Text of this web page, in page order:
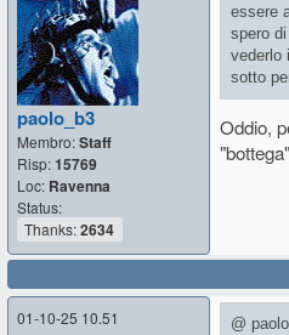
paolo_b3
Membro:Staff
Risp:15769
Loc: Ravenna
Status:
Thanks:2634
essere
spero
vederlo
sotto
Oddio,
01-10-25 10.51
@